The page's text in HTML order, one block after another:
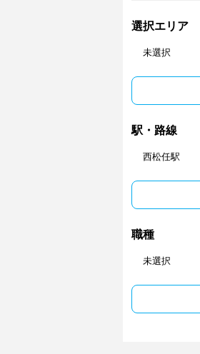
選択エリア
未選択
駅・路線
西松任駅
職種
未選択